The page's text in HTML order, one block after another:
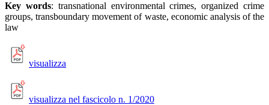
Key words: transnational environmental crimes, organized crime
groups, transboundary movement of waste, economic analysis of the
law
visualizza
visualizza nel fascicolo n. 1/2020